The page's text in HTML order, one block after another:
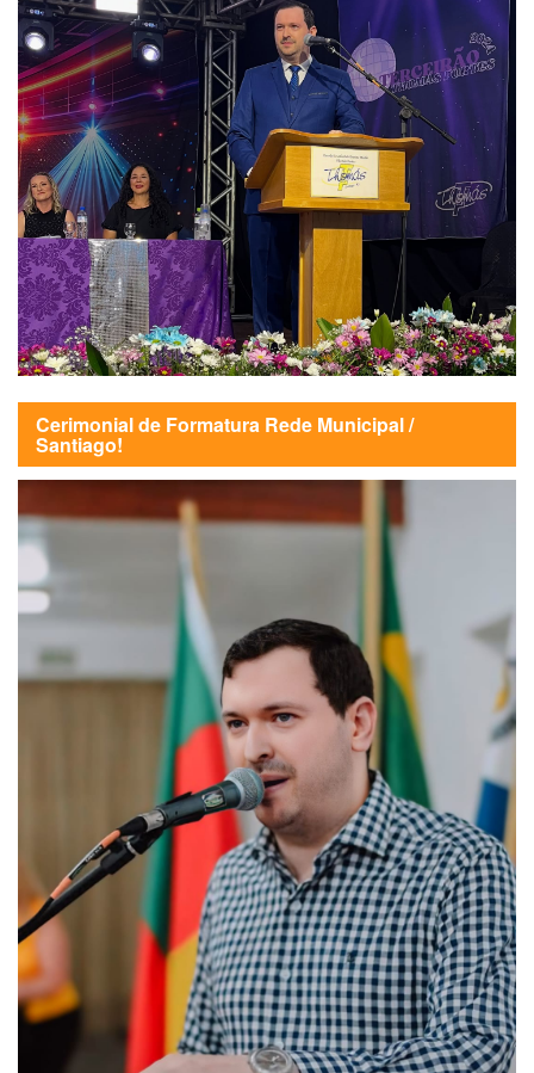
Cerimonial de Formatura Rede Municipal /
Santiago!